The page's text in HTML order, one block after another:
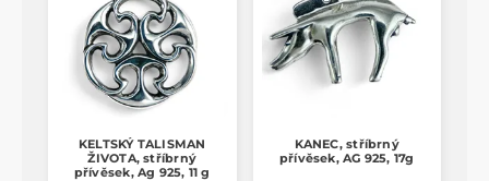
KELTSKÝ TALISMAN
ŽIVOTA, stříbrný
přívěsek, Ag 925, 11 g
KANEC, stříbrný
přívěsek, AG 925, 17g